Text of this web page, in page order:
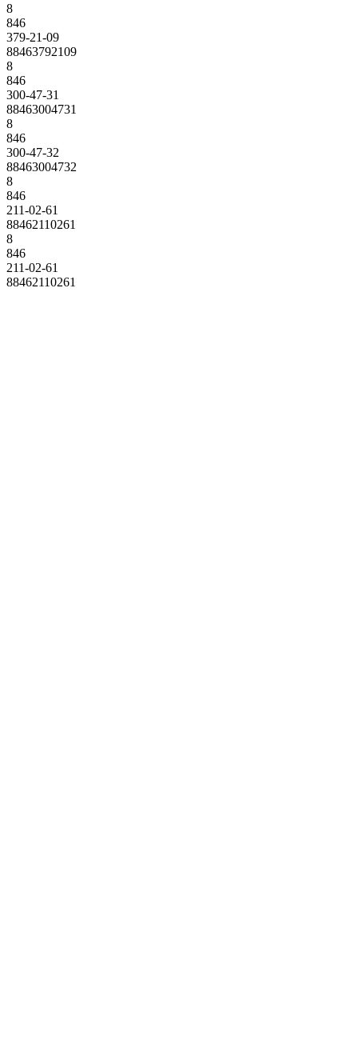
8
846
379-21-09
88463792109
8
846
300-47-31
88463004731
8
846
300-47-32
88463004732
8
846
211-02-61
88462110261
8
846
211-02-61
88462110261